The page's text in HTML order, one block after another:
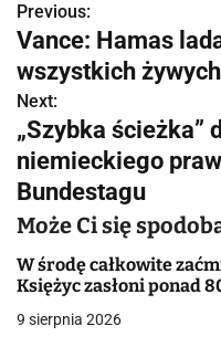
N
a
w
i
g
a
c
j
Previous:
Vance: Hamas
wszystkich
Next:
„Szybka ścieżka”
niemieckiego
Bundestagu
Może Ci się
W środę całkowite
Księżyc zasłoni ponad
9 sierpnia 2026